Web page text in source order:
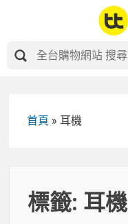
首頁 » 耳機
標籤: 耳機